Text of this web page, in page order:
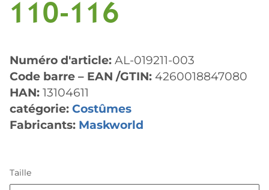
110-116
Numéro d'article: AL-019211-003
Code barre – EAN /GTIN: 4260018847080
HAN: 13104611
catégorie: Costûmes
Fabricants: Maskworld
Taille